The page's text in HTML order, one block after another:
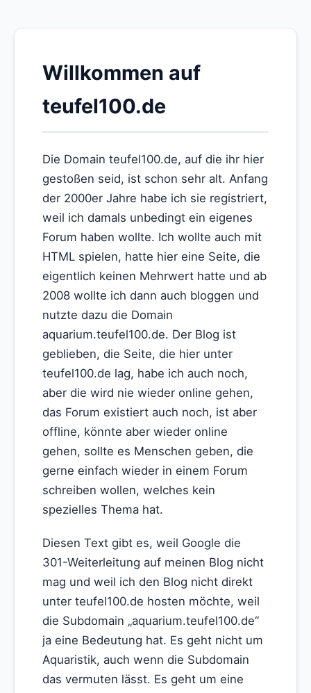
Willkommen auf
teufel100.de
Die Domain teufel100.de, auf die ihr hier
gestoßen seid, ist schon sehr alt. Anfang
der 2000er Jahre habe ich sie registriert,
weil ich damals unbedingt ein eigenes
Forum haben wollte. Ich wollte auch mit
HTML spielen, hatte hier eine Seite, die
eigentlich keinen Mehrwert hatte und ab
2008 wollte ich dann auch bloggen und
nutzte dazu die Domain
aquarium.teufel100.de. Der Blog ist
geblieben, die Seite, die hier unter
teufel100.de lag, habe ich auch noch,
aber die wird nie wieder online gehen,
das Forum existiert auch noch, ist aber
offline, könnte aber wieder online
gehen, sollte es Menschen geben, die
gerne einfach wieder in einem Forum
schreiben wollen, welches kein
spezielles Thema hat.
Diesen Text gibt es, weil Google die
301-Weiterleitung auf meinen Blog nicht
mag und weil ich den Blog nicht direkt
unter teufel100.de hosten möchte, weil
die Subdomain „aquarium.teufel100.de“
ja eine Bedeutung hat. Es geht nicht um
Aquaristik, auch wenn die Subdomain
das vermuten lässt. Es geht um eine